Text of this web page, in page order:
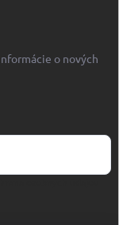
o nových